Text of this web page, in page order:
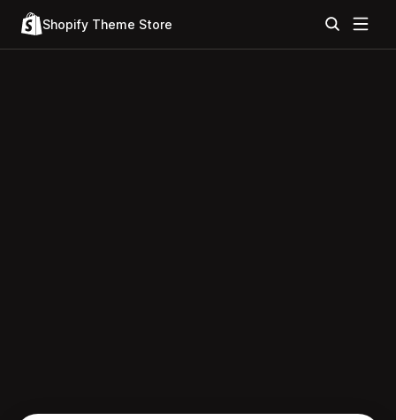
Shopify Theme Store